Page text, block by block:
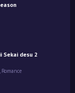
Sekai desu 2
, Romance